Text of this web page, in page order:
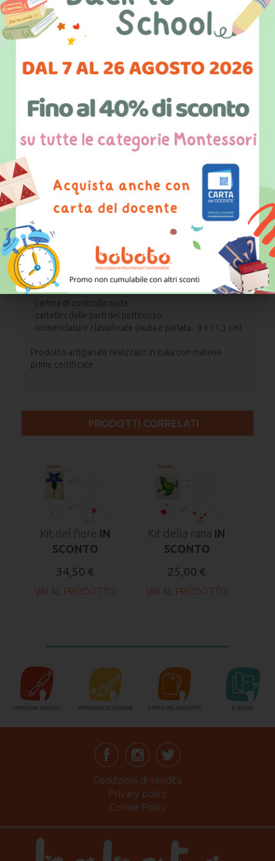
completa autonomia e scoprire, in maniera semplice e
piacevole, le caratteristiche scientifiche di questo
uccello, molto comune nelle nostre campagne, simbolo
dell'inverno e di resistenza.
smussati e al centro vi è intagliata la sagoma di un
sono in legno e verniciati a mano, tutti dotati di pomelli
che permettono una facile presa per maneggiare
adeguatamente le parti e la loro osservazione e per
poter agevolare la motricità fine della mano. L'attività
poter avere occasioni di esperienze che si susseguono
ad attività reali o stimolano l'esplorazione dell'ambiente.
L'incastro consente di fornire conoscenze scientifiche,
in questo caso riferite alla zoologia. Supporta lo
sviluppo del linguaggio e facilita il riconoscimento di
tutte le parti dell'animale.
E' composto da:
- puzzle del pettirosso
- e-book di presentazione
- cartina di controllo muta
- cartellini delle parti del pettirosso
- nomenclature classificate (muta e parlata - 9 x 11,3 cm)
Prodotto artigianale realizzato in Italia con materie
prime certificate.
PRODOTTI CORRELATI
Kit del fiore IN
SCONTO
34,50 €
VAI AL PRODOTTO
Kit della rana IN
SCONTO
25,00 €
VAI AL PRODOTTO
Condizioni di vendita
Privacy policy
Cookie Policy